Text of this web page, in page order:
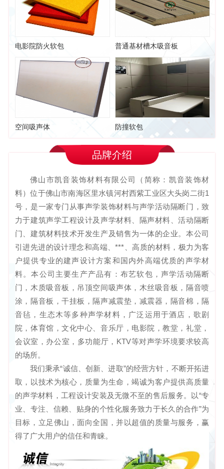
电影院防火软包 普通基材槽木吸音板
空间吸声体 防撞软包
品牌介绍
佛山市凯音装饰材料有限公司（简称：凯音装饰材
料）位于佛山市南海区里水镇河村西紫工业区大头岗二街1
号，是一家专门从事声学装饰材料与声学活动隔断门，致
力于建筑声学工程设计及声学材料、隔声材料、活动隔断
门、建筑材料技术开发生产及销售为一体的企业。本公司
引进先进的设计理念和高端、***、高质的材料，极力为客
户提供专业的建声设计方案和国内外高端优质的声学材
料。本公司主要生产产品有：布艺软包，声学活动隔断
门，木质吸音板，吊顶空间吸声体，木丝吸音板，隔音喷
涂，隔音板，干挂板，隔声减震垫，减震器，隔音棉，隔
音毡，生态木等多种声学材料，广泛运用于酒店，歌剧
院，体育馆，文化中心、音乐厅，电影院，教堂，礼堂，
会议室，办公室，多功能厅，KTV等对声学环境要求较高
的场所。
我们秉承“诚信、创新、进取”的经营方针，不断开拓进
取，以技术为核心，质量为生命，竭诚为客户提供高质量
的声学材料，工程设计安装及无微不至的售后服务。以“专
业、专注、信赖、贴身的个性化服务致力于长久的合作”为
目标，立足佛山，面向全国，并以超值的质量与服务，赢
得了广大用户的信任和青睐。